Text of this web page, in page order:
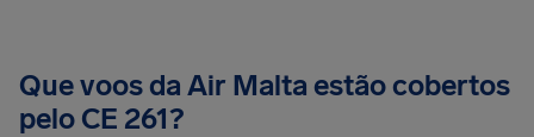
Que voos da Air Malta estão cobertos
pelo CE 261?